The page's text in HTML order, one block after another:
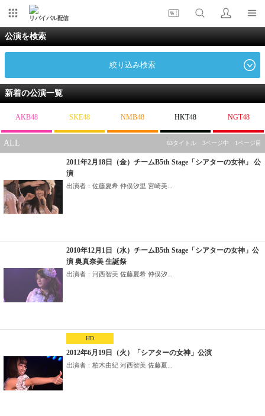
リバイバル配信
公演を検索
絞り込み検索
新着の公演一覧
AKB48 SKE48 NMB48 HKT48 NGT48
ALL 63タイトル 3ページ中 1ページ目
2011年2月18日（金）チームB5th Stage「シアターの女神」 公
演
出演者：佐藤夏希 仲俣汐里 宮崎美...
2010年12月1日（水）チームB5th Stage「シアターの女神」公
演 奥真奈美 生誕祭
出演者：河西智美 佐藤夏希 仲俣汐...
HD
2012年6月19日（火）「シアターの女神」公演
出演者：柏木由紀 河西智美 佐藤夏...